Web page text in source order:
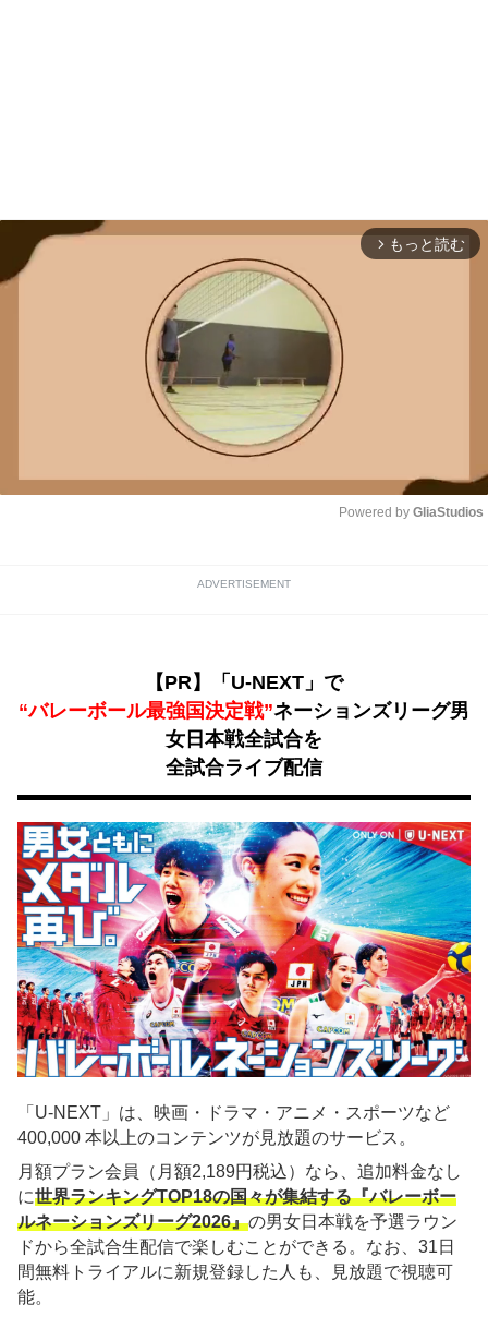
arrow_forward_ios もっと読む
Powered by GliaStudios
ADVERTISEMENT
【PR】「U-NEXT」で
“バレーボール最強国決定戦”ネーションズリーグ男
女日本戦全試合を
全試合ライブ配信
「U-NEXT」は、映画・ドラマ・アニメ・スポーツなど
400,000 本以上のコンテンツが見放題のサービス。
月額プラン会員（月額2,189円税込）なら、追加料金なし
に世界ランキングTOP18の国々が集結する『バレーボー
ルネーションズリーグ2026』の男女日本戦を予選ラウン
ドから全試合生配信で楽しむことができる。なお、31日
間無料トライアルに新規登録した人も、見放題で視聴可
能。